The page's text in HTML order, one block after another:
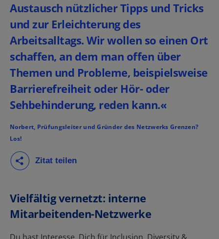
Austausch nützlicher Tipps und Tricks
und zur Erleichterung des
Arbeitsalltags. Wir wollen so einen Ort
schaffen, an dem man offen über
Themen und Probleme, beispielsweise
Barrierefreiheit oder Hör- oder
Sehbehinderung, reden kann.«
Norbert, Prüfungsleiter und Gründer des Netzwerks Grenzen?
Los!
Vielfältig vernetzt: interne
Mitarbeitenden-Netzwerke